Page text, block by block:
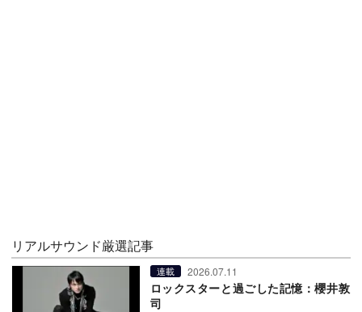
リアルサウンド厳選記事
連載 2026.07.11
ロックスターと過ごした記憶：櫻井敦
司